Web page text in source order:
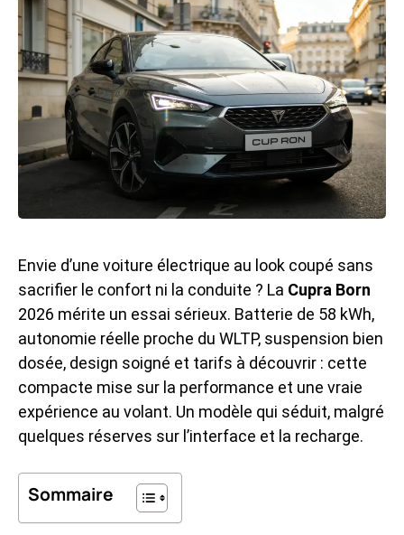
Envie d’une voiture électrique au look coupé sans
sacrifier le confort ni la conduite ? La Cupra Born
2026 mérite un essai sérieux. Batterie de 58 kWh,
autonomie réelle proche du WLTP, suspension bien
dosée, design soigné et tarifs à découvrir : cette
compacte mise sur la performance et une vraie
expérience au volant. Un modèle qui séduit, malgré
quelques réserves sur l’interface et la recharge.
Sommaire